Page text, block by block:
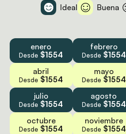
Ideal Buena
enero
Desde $1554
febrero
Desde $1554
abril
Desde $1554
mayo
Desde $1554
julio
Desde $1554
agosto
Desde $1554
octubre
Desde $1554
noviembre
Desde $1554